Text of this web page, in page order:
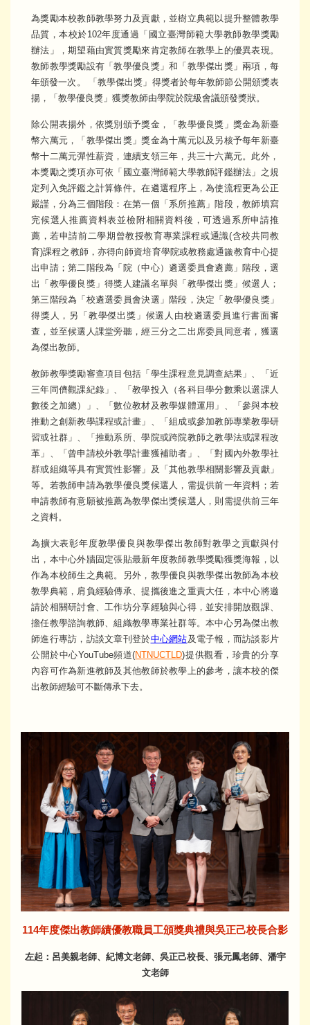
為獎勵本校教師教學努力及貢獻，並樹立典範以提升整體教學
品質，本校於102年度通過「國立臺灣師範大學教師教學獎勵
辦法」，期望藉由實質獎勵來肯定教師在教學上的優異表現。
教師教學獎勵設有「教學優良獎」和「教學傑出獎」兩項，每
年頒發一次。 「教學傑出獎」得獎者於每年教師節公開頒獎表
揚，「教學優良獎」獲獎教師由學院於院級會議頒發獎狀。
除公開表揚外，依獎別頒予獎金，「教學優良獎」獎金為新臺
幣六萬元，「教學傑出獎」獎金為十萬元以及另核予每年新臺
幣十二萬元彈性薪資，連續支領三年，共三十六萬元。此外，
本獎勵之獎項亦可依「國立臺灣師範大學教師評鑑辦法」之規
定列入免評鑑之計算條件。在遴選程序上，為使流程更為公正
嚴謹，分為三個階段：在第一個「系所推薦」階段，教師填寫
完候選人推薦資料表並檢附相關資料後，可透過系所申請推
薦，若申請前二學期曾教授教育專業課程或通識(含校共同教
育)課程之教師，亦得向師資培育學院或教務處通識教育中心提
出申請；第二階段為「院（中心）遴選委員會遴薦」階段，選
出「教學優良獎」得獎人建議名單與「教學傑出獎」候選人；
第三階段為「校遴選委員會決選」階段，決定「教學優良獎」
得獎人，另「教學傑出獎」候選人由校遴選委員進行書面審
查，並至候選人課堂旁聽，經三分之二出席委員同意者，獲選
為傑出教師。
教師教學獎勵審查項目包括「學生課程意見調查結果」、「近
三年同儕觀課紀錄」、「教學投入（各科目學分數乘以選課人
數後之加總）」、「數位教材及教學媒體運用」、「參與本校
推動之創新教學課程或計畫」、「組成或參加教師專業教學研
習或社群」、「推動系所、學院或跨院教師之教學法或課程改
革」、「曾申請校外教學計畫獲補助者」、「對國內外教學社
群或組織等具有實質性影響」及「其他教學相關影響及貢獻」
等。若教師申請為教學優良獎候選人，需提供前一年資料；若
申請教師有意願被推薦為教學傑出獎候選人，則需提供前三年
之資料。
為擴大表彰年度教學優良與教學傑出教師對教學之貢獻與付
出，本中心外牆固定張貼最新年度教師教學獎勵獲獎海報，以
作為本校師生之典範。另外，教學優良與教學傑出教師為本校
教學典範，肩負經驗傳承、提攜後進之重責大任，本中心將邀
請於相關研討會、工作坊分享經驗與心得，並安排開放觀課、
擔任教學諮詢教師、組織教學專業社群等。本中心另為傑出教
師進行專訪，訪談文章刊登於中心網站及電子報，而訪談影片
公開於中心YouTube頻道(NTNUCTLD)提供觀看，珍貴的分享
內容可作為新進教師及其他教師於教學上的參考，讓本校的傑
出教師經驗可不斷傳承下去。
114年度傑出教師績優教職員工頒獎典禮與吳正己校長合影
左起：呂美親老師、紀博文老師、吳正己校長、張元鳳老師、潘宇
文老師